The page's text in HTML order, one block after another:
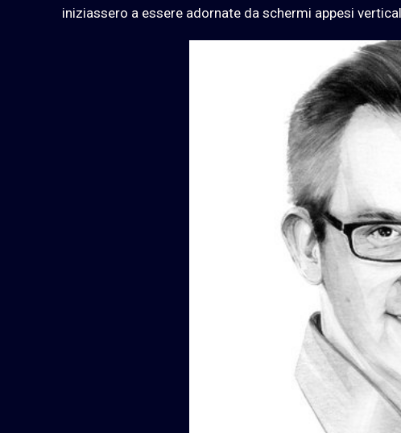
iniziassero a essere adornate da schermi appesi